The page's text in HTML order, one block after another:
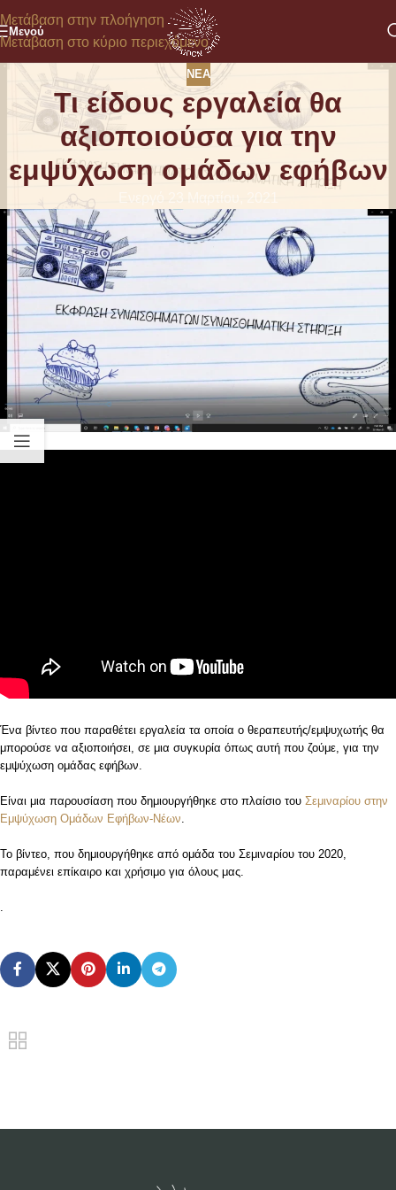
Μετάβαση στην πλοήγηση
Μετάβαση στο κύριο περιεχόμενο
Μενού
ΝΈΑ
Τι είδους εργαλεία θα
αξιοποιούσα για την
εμψύχωση ομάδων εφήβων
Ένα βίντεο που παραθέτει εργαλεία τα οποία ο θεραπευτής/εμψυχωτής θα
μπορούσε να αξιοποιήσει, σε μια συγκυρία όπως αυτή που ζούμε, για την
εμψύχωση ομάδας εφήβων.
Είναι μια παρουσίαση που δημιουργήθηκε στο πλαίσιο του Σεμιναρίου στην
Εμψύχωση Ομάδων Εφήβων-Νέων
Το βίντεο, που δημιουργήθηκε από ομάδα του Σεμιναρίου του 2020,
παραμένει επίκαιρο και χρήσιμο για όλους μας.